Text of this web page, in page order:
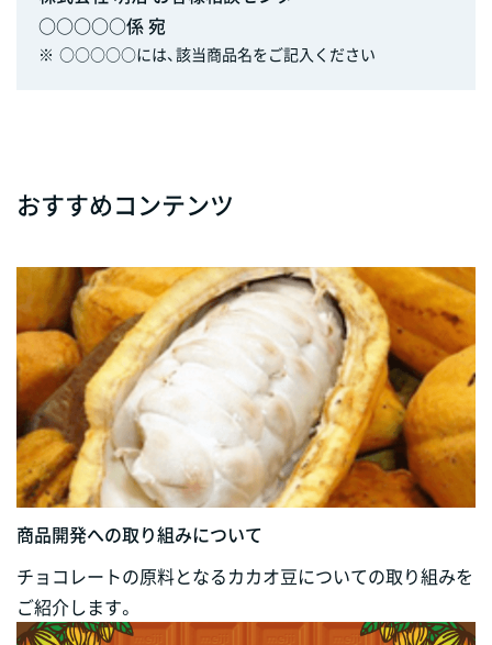
○○○○○係 宛
※ ○○○○○には、該当商品名をご記入ください
おすすめコンテンツ
商品開発への取り組みについて
チョコレートの原料となるカカオ豆についての取り組みを
ご紹介します。